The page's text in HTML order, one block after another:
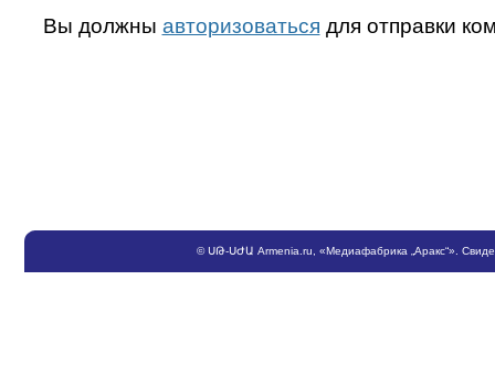
Вы должны авторизоваться для отправки
©ՍԹ-ՍԺԱ Armenia.ru , «Медиафабрика „Аракс“».